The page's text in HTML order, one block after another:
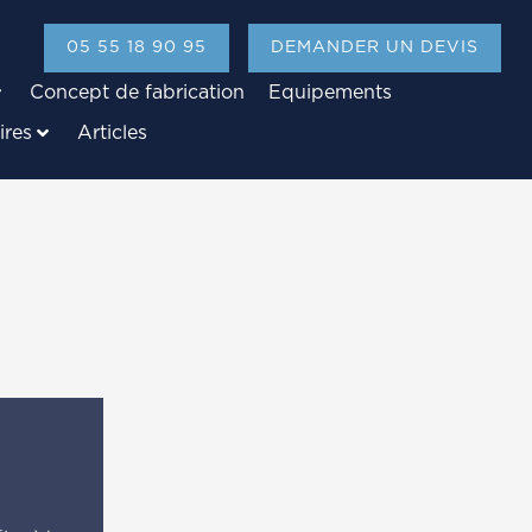
05 55 18 90 95 DEMANDER UN DEVIS
Concept de fabrication Equipements
Articles